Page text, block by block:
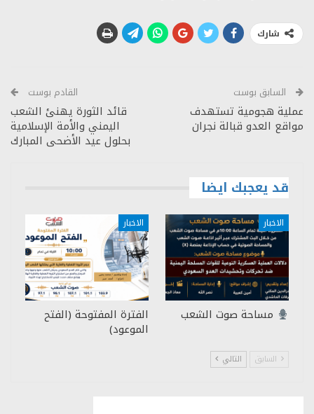
شارك
السابق بوست
عملية هجومية تستهدف
مواقع العدو قبالة نجران
القادم بوست
قائد الثورة يهنئ الشعب
اليمني والأمة الإسلامية
بحلول عيد الأضحى المبارك
قد يعجبك ايضا
الاخبار
مساحة صوت الشعب
الاخبار
الفترة المفتوحة (الفتح
الموعود)
السابق التالي